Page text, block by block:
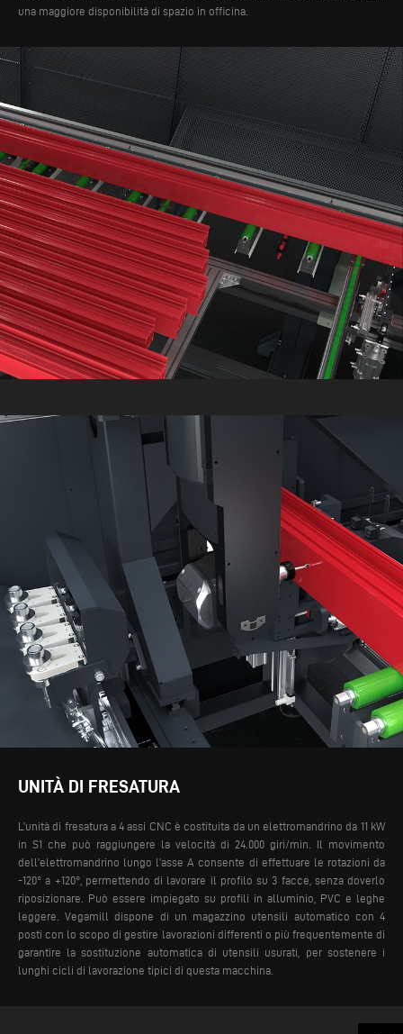
una maggiore disponibilità di spazio in officina.
UNITÀ DI FRESATURA
L’unità di fresatura a 4 assi CNC è costituita da un elettromandrino da 11 kW
in S1 che può raggiungere la velocità di 24.000 giri/min. Il movimento
dell’elettromandrino lungo l’asse A consente di effettuare le rotazioni da
-120° a +120°, permettendo di lavorare il profilo su 3 facce, senza doverlo
riposizionare. Può essere impiegato su profili in alluminio, PVC e leghe
leggere.
Vegamill dispone di un magazzino utensili automatico con 4
posti con lo scopo di gestire lavorazioni differenti o più frequentemente di
garantire la sostituzione automatica di utensili usurati, per sostenere i
lunghi cicli di lavorazione tipici di questa macchina.